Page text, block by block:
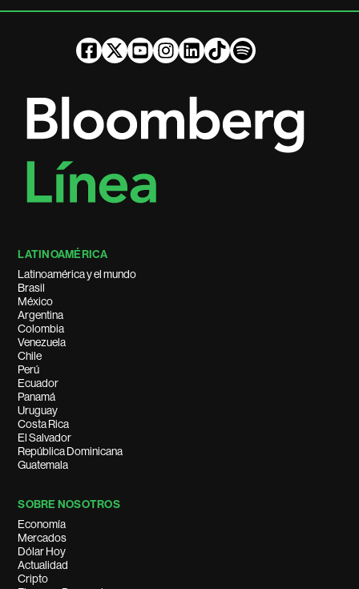
LATINOAMÉRICA
Latinoamérica y el mundo
Brasil
México
Argentina
Colombia
Venezuela
Chile
Perú
Ecuador
Panamá
Uruguay
Costa Rica
El Salvador
República Dominicana
Guatemala
SOBRE NOSOTROS
Economía
Mercados
Dólar Hoy
Actualidad
Cripto